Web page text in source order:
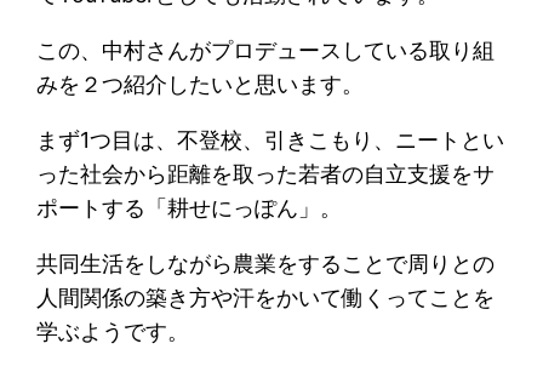
この、中村さんがプロデュースしている取り組
みを２つ紹介したいと思います。
まず1つ目は、不登校、引きこもり、ニートとい
った社会から距離を取った若者の自立支援をサ
ポートする「耕せにっぽん」。
共同生活をしながら農業をすることで周りとの
人間関係の築き方や汗をかいて働くってことを
学ぶようです。